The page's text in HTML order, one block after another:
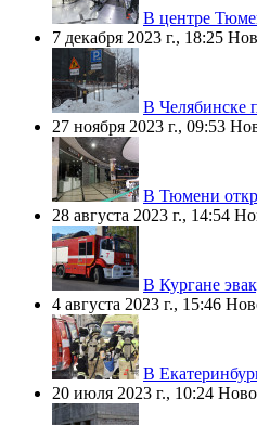
В центре
7 декабря 2023 г., 18:25
В Челябинске
27 ноября 2023 г., 09:53
В Тюмени
28 августа 2023 г., 14:54
В Кургане
4 августа 2023 г., 15:46
В
20 июля 2023 г., 10:24